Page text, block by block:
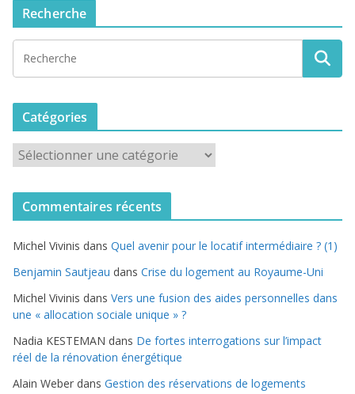
Recherche
Catégories
t
o
r
i
e
Commentaires récents
Michel Vivinis dans Quel avenir pour le locatif intermédiaire ? (1)
Benjamin Sautjeau dans Crise du logement au Royaume-Uni
Michel Vivinis dans Vers une fusion des aides personnelles dans
une « allocation sociale unique » ?
Nadia KESTEMAN dans De fortes interrogations sur l’impact
réel de la rénovation énergétique
Alain Weber dans Gestion des réservations de logements